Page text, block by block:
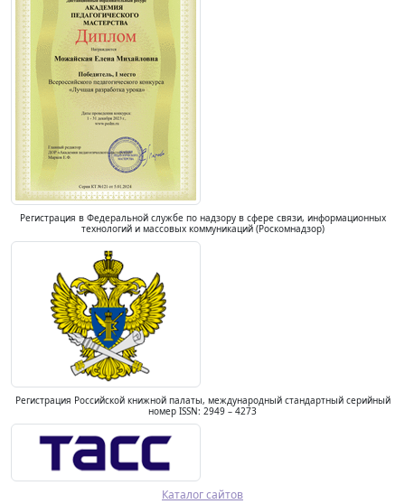
Регистрация в Федеральной службе по надзору в сфере связи, информационных
технологий и массовых коммуникаций (Роскомнадзор)
Регистрация Российской книжной палаты, международный стандартный серийный
номер ISSN: 2949 – 4273
Каталог сайтов